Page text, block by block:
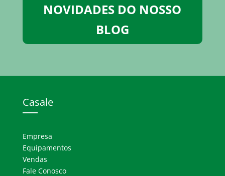
NOVIDADES DO NOSSO
BLOG
Casale
Empresa
Equipamentos
Vendas
Fale Conosco